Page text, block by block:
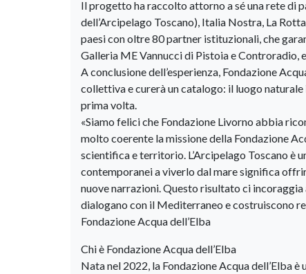
Il progetto ha raccolto attorno a sé una rete di
dell’Arcipelago Toscano), Italia Nostra, La
paesi con oltre 80 partner istituzionali, che
Galleria ME Vannucci di Pistoia e Controradio,
A conclusione dell’esperienza, Fondazione
collettiva e curerà un catalogo: il luogo
prima volta.
«Siamo felici che Fondazione Livorno abbia
molto coerente la missione della Fondazione
scientifica e territorio. L’Arcipelago Toscano è
contemporanei a viverlo dal mare significa
nuove narrazioni. Questo risultato ci incoraggia
dialogano con il Mediterraneo e costruiscono
Fondazione Acqua dell’Elba
Chi è Fondazione Acqua dell’Elba
Nata nel 2022, la Fondazione Acqua dell’Elba